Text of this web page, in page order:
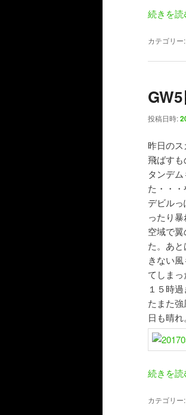
続きを読
カテゴリー:
投稿日時:
昨日の
飛ばすも
タンデ
た・・
デビル
ったり
空域で
た。あ
きない
てしまっ
１５時
たまた
日も晴
続きを読
カテゴリー: